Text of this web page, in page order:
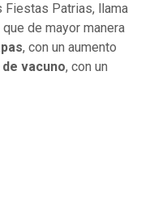
Fiestas Patrias, llama
de mayor manera
, con un aumento
vacuno, con un